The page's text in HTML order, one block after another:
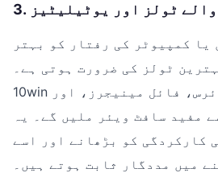
والے ٹولز اور یوٹیلیٹیز
یا کمپیوٹر کی رفتار کو بہتر
ٹولز کی ضرورت ہوتی ہے۔
10win پر آپ کو اینٹی وائرس، فائل مینیجرز، اور
مفید سافٹ ویئر ملیں گے۔ یہ
کارکردگی کو بڑھانے اور اسے
میں مددگار ثابت ہوتے ہیں۔